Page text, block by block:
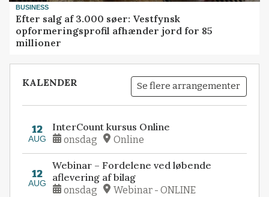
BUSINESS
Efter salg af 3.000 søer: Vestfynsk
opformeringsprofil afhænder jord for 85
millioner
KALENDER Se flere arrangementer
12
AUG
InterCount kursus Online
onsdag Online
12
AUG
Webinar – Fordelene ved løbende
aflevering af bilag
onsdag Webinar - ONLINE